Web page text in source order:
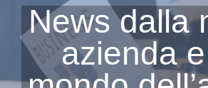
News dalla
azienda